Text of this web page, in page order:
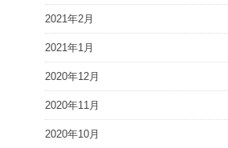
2021年2月
2021年1月
2020年12月
2020年11月
2020年10月